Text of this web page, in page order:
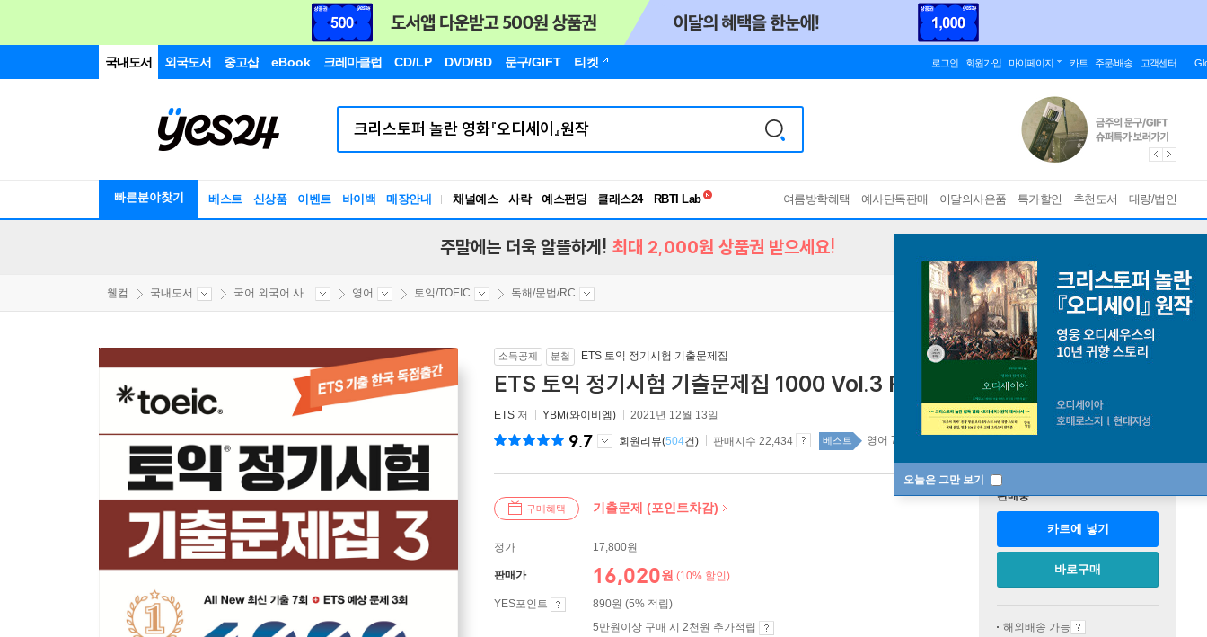
국내도서 외국도서 중고샵 eBook 크레마클럽 CD/LP DVD/BD 문구/GIFT 티켓 로그인 회원가입 마이페이지 카트 주문/배송 고객센터
빠른분야찾기 베스트 신상품 이벤트 바이백 매장안내 채널예스 사락 예스펀딩 클래스24
RBTI Lab
독서유형검사
여름방학혜택 예사단독판매 이달의사은품 특가할인 추천도서 대량/법인
오늘은 그만 보기
주말에는 더욱 알뜰하게! 최대 2,000원 상품권 받으세요!
웰컴 국내도서 국어 외국어 사... 영어 토익/TOEIC 독해/문법/RC
소득공제 분철 ETS 토익 정기시험 기출문제집
ETS 토익 정기시험 기출문제집 1000 Vol.3 READING 리딩
ETS 저 YBM(와이비엠) 2021년 12월 13일
9.7 회원리뷰(504건) 판매지수 22,434 베스트 영어 73위
구매혜택 기출문제 (포인트차감)
정가 17,800원
판매가 16,020원 (10% 할인)
YES포인트
890원 (5% 적립)
5만원이상 구매 시 2천원 추가적립
판매중
카트에 넣기
바로구매
해외배송 가능